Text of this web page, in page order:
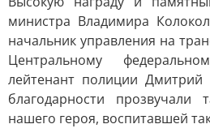
министра Владимира
начальник управления на
Центральному
лейтенант полиции Дмитрий
благодарности
нашего героя, воспитавшей